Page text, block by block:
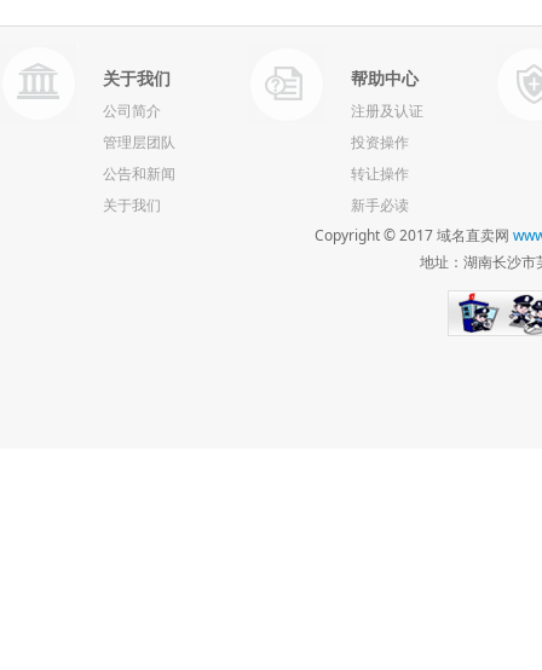
关于我们
公司简介
管理层团队
公告和新闻
关于我们
帮助中心
注册及认证
投资操作
转让操作
新手必读
Copyright © 2017 域名直卖网
地址：湖南长沙